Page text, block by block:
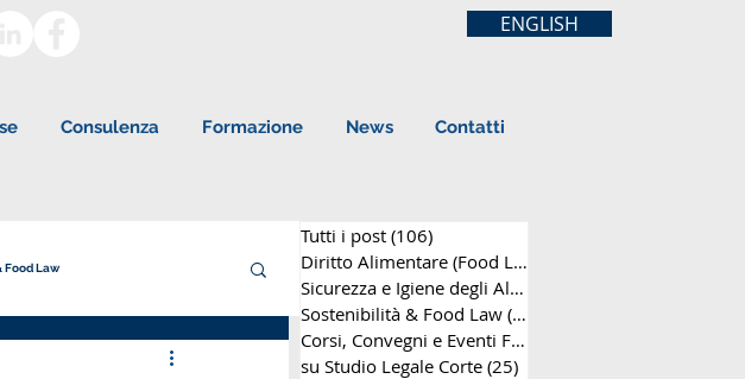
ENGLISH
Consulenza Formazione News Contatti
Food Law
Tutti i post (106)
Diritto Alimentare (Food Law)
Sicurezza e Igiene degli Alimenti
Sostenibilità & Food Law (12)
Corsi, Convegni e Eventi Formativi
su Studio Legale Corte (25)